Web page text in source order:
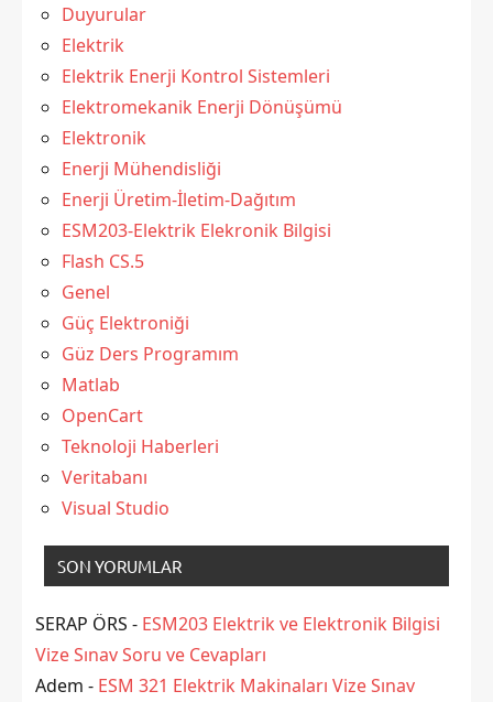
Duyurular
Elektrik
Elektrik Enerji Kontrol Sistemleri
Elektromekanik Enerji Dönüşümü
Elektronik
Enerji Mühendisliği
Enerji Üretim-İletim-Dağıtım
ESM203-Elektrik Elekronik Bilgisi
Flash CS.5
Genel
Güç Elektroniği
Güz Ders Programım
Matlab
OpenCart
Teknoloji Haberleri
Veritabanı
Visual Studio
SON YORUMLAR
SERAP ÖRS - ESM203 Elektrik ve Elektronik Bilgisi
Vize Sınav Soru ve Cevapları
Adem - ESM 321 Elektrik Makinaları Vize Sınav